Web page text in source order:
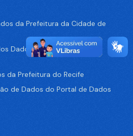
da Prefeitura da Cidade de
Dados no Portal de Dados
da Prefeitura do Recife
de Dados do Portal de Dados